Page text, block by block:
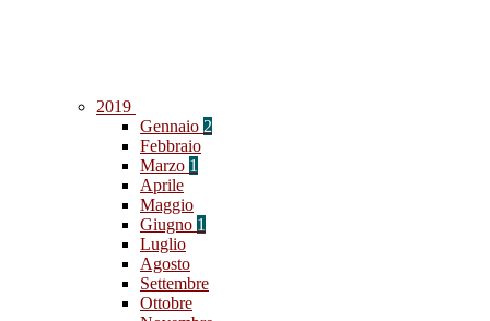
2019
Gennaio 2
Febbraio
Marzo 1
Aprile
Maggio
Giugno 1
Luglio
Agosto
Settembre
Ottobre